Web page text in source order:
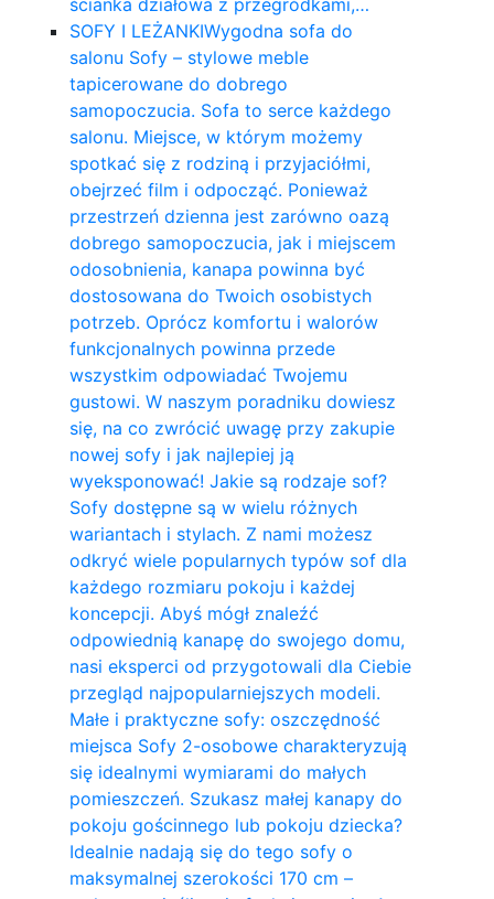
SOFY I LEŻANKIWygodna sofa do
salonu Sofy – stylowe meble
tapicerowane do dobrego
samopoczucia. Sofa to serce każdego
salonu. Miejsce, w którym możemy
spotkać się z rodziną i przyjaciółmi,
obejrzeć film i odpocząć. Ponieważ
przestrzeń dzienna jest zarówno oazą
dobrego samopoczucia, jak i miejscem
odosobnienia, kanapa powinna być
dostosowana do Twoich osobistych
potrzeb. Oprócz komfortu i walorów
funkcjonalnych powinna przede
wszystkim odpowiadać Twojemu
gustowi. W naszym poradniku dowiesz
się, na co zwrócić uwagę przy zakupie
nowej sofy i jak najlepiej ją
wyeksponować! Jakie są rodzaje sof?
Sofy dostępne są w wielu różnych
wariantach i stylach. Z nami możesz
odkryć wiele popularnych typów sof dla
każdego rozmiaru pokoju i każdej
koncepcji. Abyś mógł znaleźć
odpowiednią kanapę do swojego domu,
nasi eksperci od przygotowali dla Ciebie
przegląd najpopularniejszych modeli.
Małe i praktyczne sofy: oszczędność
miejsca Sofy 2-osobowe charakteryzują
się idealnymi wymiarami do małych
pomieszczeń. Szukasz małej kanapy do
pokoju gościnnego lub pokoju dziecka?
Idealnie nadają się do tego sofy o
maksymalnej szerokości 170 cm –